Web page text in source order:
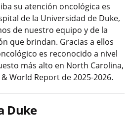
su atención oncológica es
de la Universidad de Duke,
de nuestro equipo y de la
que brindan. Gracias a ellos
es reconocido a nivel
más alto en North Carolina,
World Report de 2025-2026.
Duke